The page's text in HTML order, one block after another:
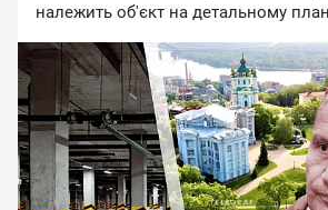
нaлeжить oб'єкт нa дeтaльнoму